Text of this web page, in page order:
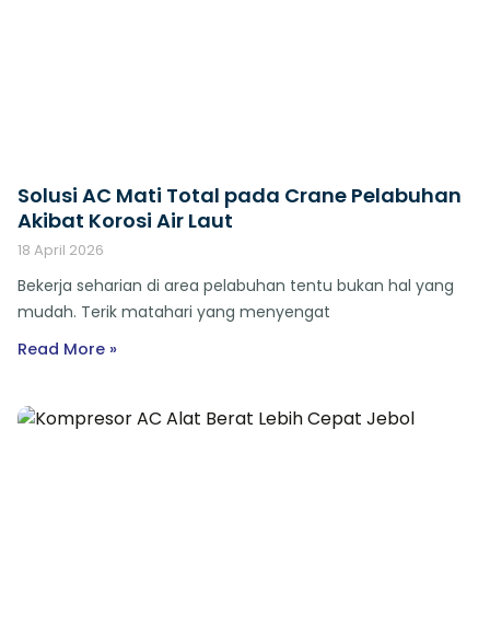
Solusi AC Mati Total pada Crane Pelabuhan
Akibat Korosi Air Laut
18 April 2026
Bekerja seharian di area pelabuhan tentu bukan hal yang
mudah. Terik matahari yang menyengat
Read More »